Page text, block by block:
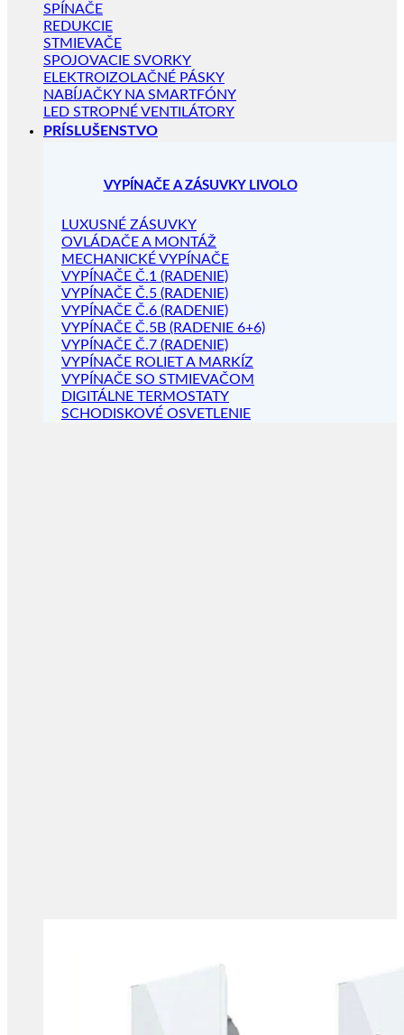
SPÍNAČE
REDUKCIE
STMIEVAČE
SPOJOVACIE SVORKY
ELEKTROIZOLAČNÉ PÁSKY
NABÍJAČKY NA SMARTFÓNY
LED STROPNÉ VENTILÁTORY
PRÍSLUŠENSTVO
VYPÍNAČE A ZÁSUVKY LIVOLO
LUXUSNÉ ZÁSUVKY
OVLÁDAČE A MONTÁŽ
MECHANICKÉ VYPÍNAČE
VYPÍNAČE Č.1 (RADENIE)
VYPÍNAČE Č.5 (RADENIE)
VYPÍNAČE Č.6 (RADENIE)
VYPÍNAČE Č.5B (RADENIE 6+6)
VYPÍNAČE Č.7 (RADENIE)
VYPÍNAČE ROLIET A MARKÍZ
VYPÍNAČE SO STMIEVAČOM
DIGITÁLNE TERMOSTATY
SCHODISKOVÉ OSVETLENIE